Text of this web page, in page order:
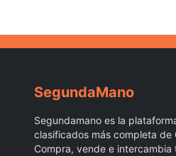
SegundaMano
Segundamano es la
clasificados más completa de
Compra, vende e